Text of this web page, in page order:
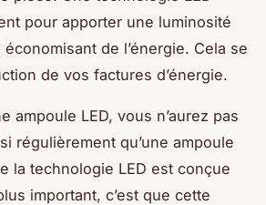
pour apporter une luminosité
de l’énergie. Cela se
de vos factures d’énergie.
ampoule LED, vous n’aurez pas
régulièrement qu’une ampoule
la technologie LED est conçue
important, c’est que cette